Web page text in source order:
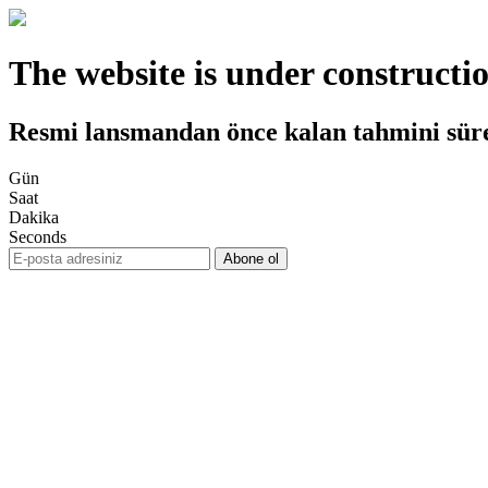
The website is under
Resmi lansmandan önce kalan tahmini
Gün
Saat
Dakika
Seconds